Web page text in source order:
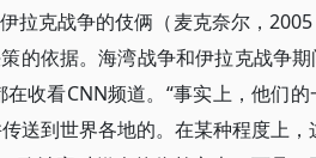
拉克战争的伎俩（麦克奈尔，
的依据。海湾战争和伊拉克战争
在收看CNN频道。“事实上，他们
送到世界各地的。在某种程度上